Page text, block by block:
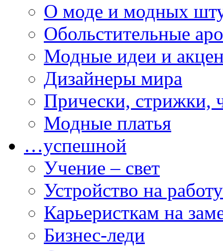
О моде и модных
Обольстительные
Модные идеи и
Дизайнеры мира
Прически, стрижки,
Модные платья
…успешной
Учение – свет
Устройство на работу
Карьеристкам на
Бизнес-леди